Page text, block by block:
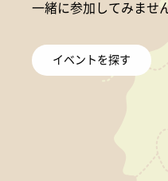
一緒に参加してみませ
イベントを探す